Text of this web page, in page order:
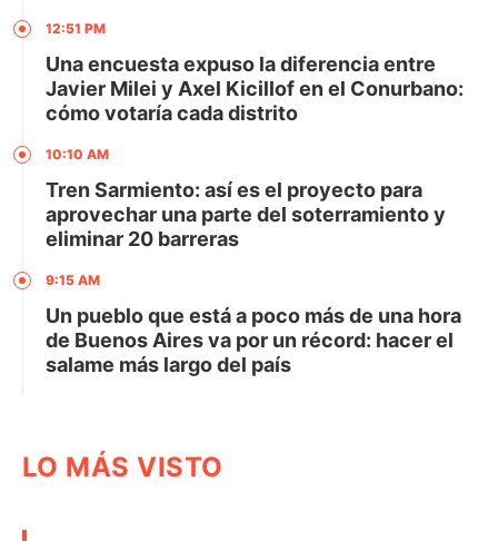
12:51 PM
Una encuesta expuso la diferencia entre
Javier Milei y Axel Kicillof en el Conurbano:
cómo votaría cada distrito
10:10 AM
Tren Sarmiento: así es el proyecto para
aprovechar una parte del soterramiento y
eliminar 20 barreras
9:15 AM
Un pueblo que está a poco más de una hora
de Buenos Aires va por un récord: hacer el
salame más largo del país
LO MÁS VISTO